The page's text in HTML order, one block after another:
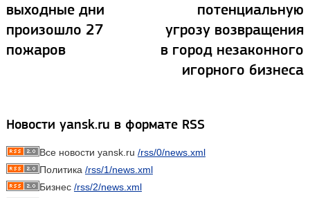
выходные дни
произошло 27
пожаров
потенциальную
угрозу возвращения
в город незаконного
игорного бизнеса
Новости yansk.ru в формате RSS
Все новости yansk.ru /rss/0/news.xml
Политика /rss/1/news.xml
Бизнес /rss/2/news.xml